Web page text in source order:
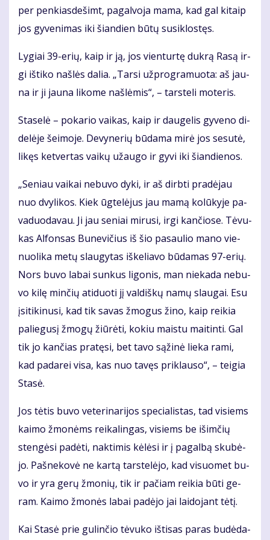
per pen­kias­de­šimt, pa­gal­vo­ja ma­ma, kad gal ki­taip
jos gy­ve­ni­mas iki šian­dien bū­tų su­si­klos­tęs.
Ly­giai 39-erių, kaip ir ją, jos vien­tur­tę duk­rą Ra­są ir­
gi iš­ti­ko naš­lės da­lia. „Tar­si už­prog­ra­muo­ta: aš jau­
na ir ji jau­na li­ko­me naš­lė­mis“, – tars­te­li mo­te­ris.
Sta­se­lė – po­ka­rio vai­kas, kaip ir dau­ge­lis gy­ve­no di­
de­lė­je šei­mo­je. De­vy­ne­rių bū­da­ma mi­rė jos se­su­tė,
li­kęs ket­ver­tas vai­kų už­au­go ir gy­vi iki šian­die­nos.
„Se­niau vai­kai ne­bu­vo dy­ki, ir aš dirb­ti pra­dė­jau
nuo dvy­li­kos. Kiek ūg­te­lė­jus jau ma­mą ko­lū­ky­je pa­
va­duo­da­vau. Ji jau se­niai mi­ru­si, ir­gi kan­čio­se. Tė­vu­
kas Al­fon­sas Bu­ne­vi­čius iš šio pa­sau­lio ma­no vie­
nuo­li­ka me­tų slau­gy­tas iš­ke­lia­vo bū­da­mas 97-erių.
Nors bu­vo la­bai sun­kus li­go­nis, man nie­ka­da ne­bu­
vo ki­lę min­čių ati­duo­ti jį val­diš­kų na­mų slau­gai. Esu
įsi­ti­ki­nu­si, kad tik sa­vas žmo­gus ži­no, kaip rei­kia
pa­lie­gu­sį žmo­gų žiū­rė­ti, ko­kiu mais­tu mai­tin­ti. Gal
tik jo kan­čias pra­tę­si, bet ta­vo są­ži­nė lie­ka ra­mi,
kad pa­da­rei vi­sa, kas nuo ta­vęs pri­klau­so“, – tei­gia
Sta­sė.
Jos tė­tis bu­vo ve­te­ri­na­ri­jos spe­cia­lis­tas, tad vi­siems
kai­mo žmo­nėms rei­ka­lin­gas, vi­siems be iš­im­čių
sten­gė­si pa­dė­ti, nak­ti­mis kė­lė­si ir į pa­gal­bą sku­bė­
jo. Pa­šne­ko­vė ne kar­tą tars­te­lė­jo, kad vi­suo­met bu­
vo ir yra ge­rų žmo­nių, tik ir pa­čiam rei­kia bū­ti ge­
ram. Kai­mo žmo­nės la­bai pa­dė­jo jai lai­do­jant tė­tį.
Kai Sta­sė prie gu­lin­čio tė­vu­ko iš­ti­sas pa­ras bu­dė­da­